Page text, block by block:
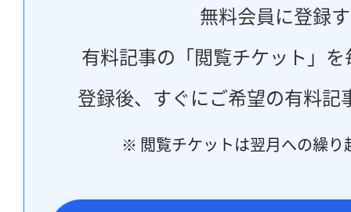
無料会員に登録
有料記事の「閲覧チケット」
登録後、すぐにご希望の有料記
※ 閲覧チケットは翌月への繰り